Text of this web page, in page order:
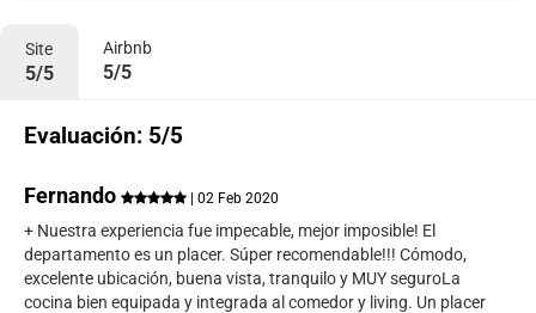
Site
5/5
Airbnb
5/5
Evaluación: 5/5
Fernando | 02 Feb 2020
+ Nuestra experiencia fue impecable, mejor imposible! El
departamento es un placer. Súper recomendable!!! Cómodo,
excelente ubicación, buena vista, tranquilo y MUY seguroLa
cocina bien equipada y integrada al comedor y living. Un placer